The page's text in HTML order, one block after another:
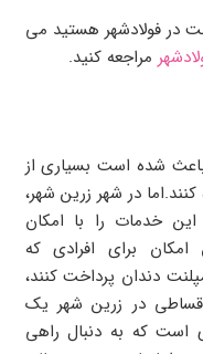
در فولادشهر هستید می
مراجعه کنید.
شده است بسیاری از
کنند.اما در شهر زرین شهر،
این خدمات را با امکان
برای افرادی که
دندان پرداخت کنند،
در زرین شهر یک
است که به دنبال راهی